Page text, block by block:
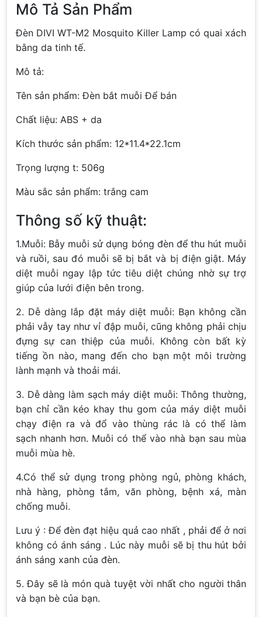
Mô Tả Sản Phẩm
Đèn DIVI WT-M2 Mosquito Killer Lamp có quai xách
bằng da tinh tế.
Mô tả:
Tên sản phẩm: Đèn bắt muỗi Để bán
Chất liệu: ABS + da
Kích thước sản phẩm: 12*11.4*22.1cm
Trọng lượng t: 506g
Màu sắc sản phẩm: trắng cam
Thông số kỹ thuật:
1.Muỗi: Bẫy muỗi sử dụng bóng đèn để thu hút muỗi
và ruồi, sau đó muỗi sẽ bị bắt và bị điện giật. Máy
diệt muỗi ngay lập tức tiêu diệt chúng nhờ sự trợ
giúp của lưới điện bên trong.
2. Dễ dàng lắp đặt máy diệt muỗi: Bạn không cần
phải vẫy tay như vỉ đập muỗi, cũng không phải chịu
đựng sự can thiệp của muỗi. Không còn bất kỳ
tiếng ồn nào, mang đến cho bạn một môi trường
lành mạnh và thoải mái.
3. Dễ dàng làm sạch máy diệt muỗi: Thông thường,
bạn chỉ cần kéo khay thu gom của máy diệt muỗi
chạy điện ra và đổ vào thùng rác là có thể làm
sạch nhanh hơn. Muỗi có thể vào nhà bạn sau mùa
muỗi mùa hè.
4.Có thể sử dụng trong phòng ngủ, phòng khách,
nhà hàng, phòng tắm, văn phòng, bệnh xá, màn
chống muỗi.
Lưu ý : Để đèn đạt hiệu quả cao nhất , phải để ở nơi
không có ánh sáng . Lúc này muỗi sẽ bị thu hút bởi
ánh sáng xanh của đèn.
5. Đây sẽ là món quà tuyệt vời nhất cho người thân
và bạn bè của bạn.